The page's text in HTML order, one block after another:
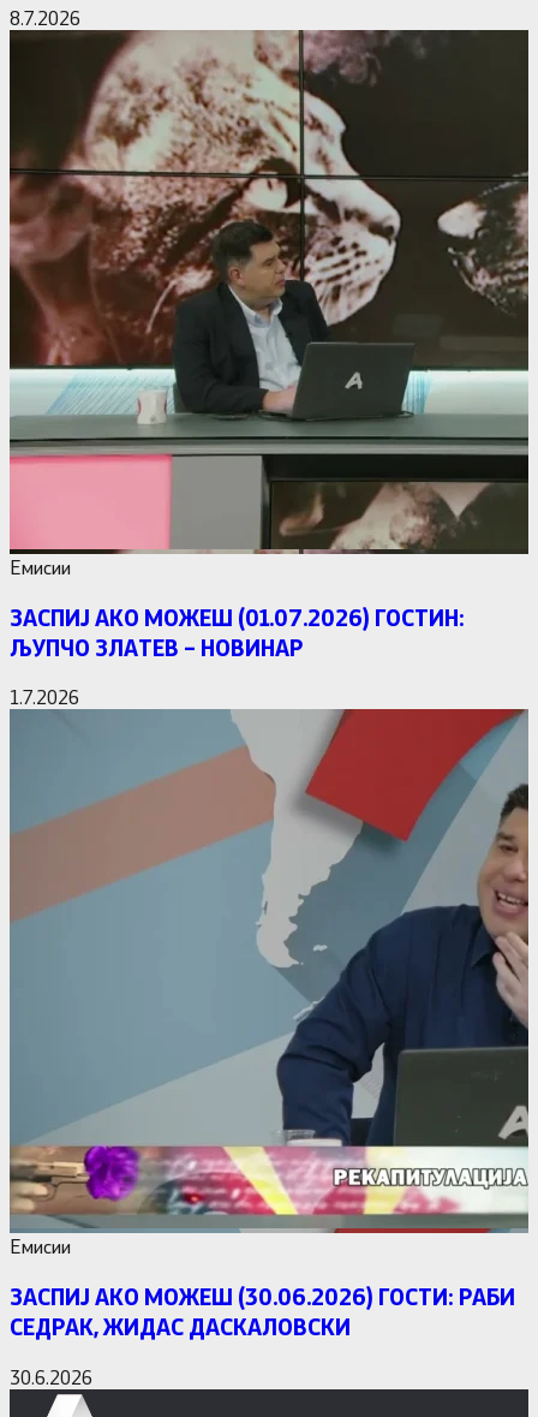
8.7.2026
Емисии
ЗАСПИЈ АКО МОЖЕШ (01.07.2026) ГОСТИН:
ЉУПЧО ЗЛАТЕВ – НОВИНАР
1.7.2026
Емисии
ЗАСПИЈ АКО МОЖЕШ (30.06.2026) ГОСТИ: РАБИ
СЕДРАК, ЖИДАС ДАСКАЛОВСКИ
30.6.2026